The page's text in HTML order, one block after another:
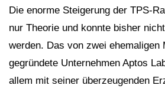
Die enorme Steigerung der TPS-
nur Theorie und konnte bisher
werden. Das von zwei ehemaligen
gegründete Unternehmen Aptos
allem mit seiner überzeugenden